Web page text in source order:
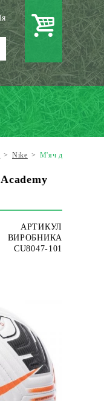
> Nike > М'яч для футболу
АРТИКУЛ
ВИРОБНИКА
CU8047-101